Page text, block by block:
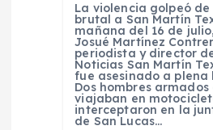
La violencia golpeó
brutal a San Martín
mañana del 16 de
Josué Martínez
periodista y director
Noticias San Martín
fue asesinado a plena
Dos hombres armados
viajaban en
interceptaron en la
de San Lucas…